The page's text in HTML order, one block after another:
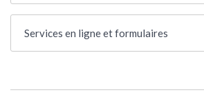
Services en ligne et formulaires